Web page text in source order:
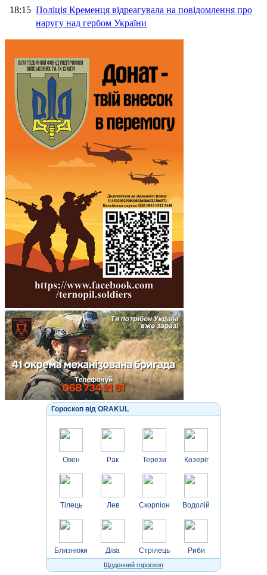
18:15 Поліція Кременця відреагувала на повідомлення про
наругу над гербом України
Гороскоп від ORAKUL
Овен
Тілець
Близнюки
Рак
Лев
Діва
Терези
Скорпіон
Стрілець
Козеріг
Водолій
Риби
Щоденний гороскоп